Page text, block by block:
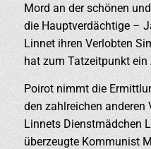
Mord an der schönen
die Hauptverdächtige –
Linnet ihren Verlobten
hat zum Tatzeitpunkt ein
Poirot nimmt die
den zahlreichen anderen
Linnets Dienstmädchen
überzeugte Kommunist